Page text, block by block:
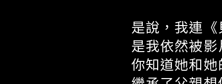
是說，我連
是我依然被
你知道她和